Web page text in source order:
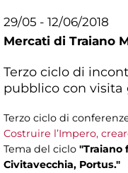
29/05 - 12/06/2018
Mercati di Traiano
Terzo ciclo di
pubblico con visita
Terzo ciclo di
Costruire l’Impero,
Tema del ciclo "Traiano
Civitavecchia, Portus."